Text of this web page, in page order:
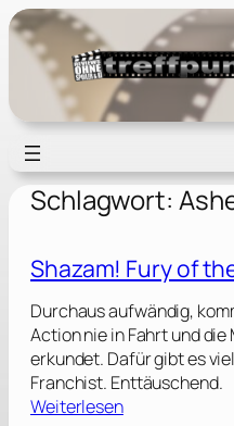
Zum
Inhalt
springen
Schlagwort:
Shazam! Fury of
Durchaus aufwändig,
Action nie in Fahrt und
erkundet. Dafür gibt es
Franchist. Enttäuschend.
Weiterlesen: